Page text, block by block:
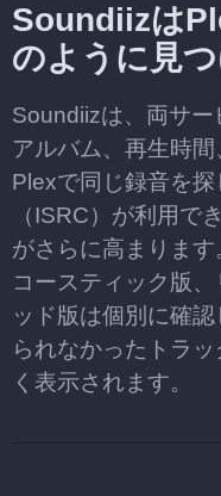
Soundiizは
のように見
Soundiizは、両サー
アルバム、再生時間
Plexで同じ録音を
（ISRC）が利用で
がさらに高まりま
コースティック版
ッド版は個別に確
られなかったトラ
く表示されます。